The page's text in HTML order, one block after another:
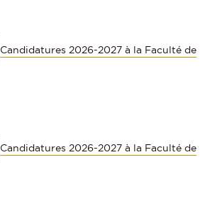
Candidatures 2026-2027 à la Faculté de
Candidatures 2026-2027 à la Faculté de